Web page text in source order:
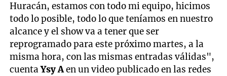
Huracán, estamos con todo mi equipo, hicimos
todo lo posible, todo lo que teníamos en nuestro
alcance y el show va a tener que ser
reprogramado para este próximo martes, a la
misma hora, con las mismas entradas válidas",
cuentaYsy Aen un video publicado en las redes